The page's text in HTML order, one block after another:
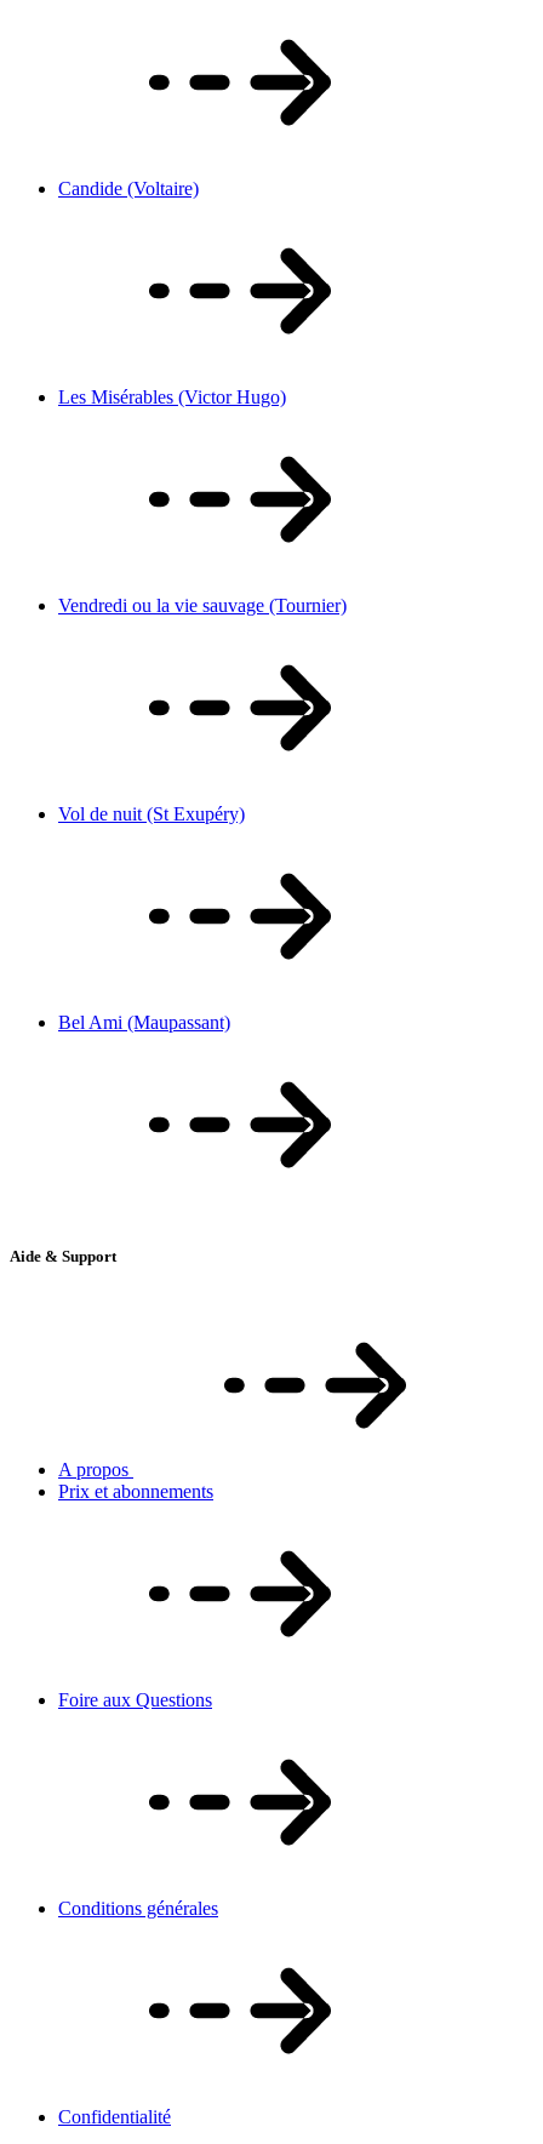
Candide (Voltaire)
Les Misérables (Victor Hugo)
Vendredi ou la vie sauvage (Tournier)
Vol de nuit (St Exupéry)
Bel Ami (Maupassant)
Aide & Support
A propos
Prix et abonnements
Foire aux Questions
Conditions générales
Confidentialité